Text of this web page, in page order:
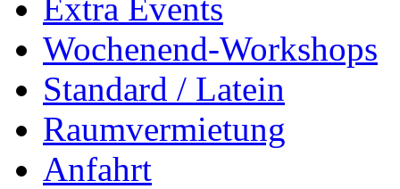
Extra Events
Wochenend-Workshops
Standard / Latein
Raumvermietung
Anfahrt